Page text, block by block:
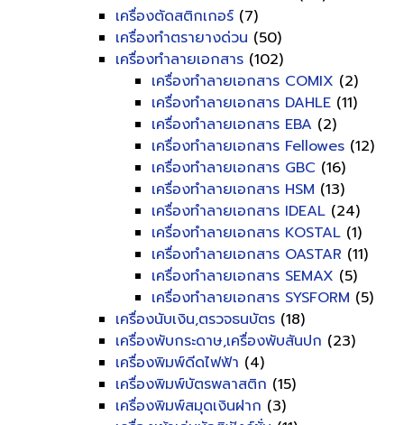
เครื่องตัดสติกเกอร์ (7)
เครื่องทำตรายางด่วน (50)
เครื่องทำลายเอกสาร (102)
เครื่องทำลายเอกสาร COMIX (2)
เครื่องทำลายเอกสาร DAHLE (11)
เครื่องทำลายเอกสาร EBA (2)
เครื่องทำลายเอกสาร Fellowes (12)
เครื่องทำลายเอกสาร GBC (16)
เครื่องทำลายเอกสาร HSM (13)
เครื่องทำลายเอกสาร IDEAL (24)
เครื่องทำลายเอกสาร KOSTAL (1)
เครื่องทำลายเอกสาร OASTAR (11)
เครื่องทำลายเอกสาร SEMAX (5)
เครื่องทำลายเอกสาร SYSFORM (5)
เครื่องนับเงิน,ตรวจธนบัตร (18)
เครื่องพับกระดาษ,เครื่องพับสันปก (23)
เครื่องพิมพ์ดีดไฟฟ้า (4)
เครื่องพิมพ์บัตรพลาสติก (15)
เครื่องพิมพ์สมุดเงินฝาก (3)